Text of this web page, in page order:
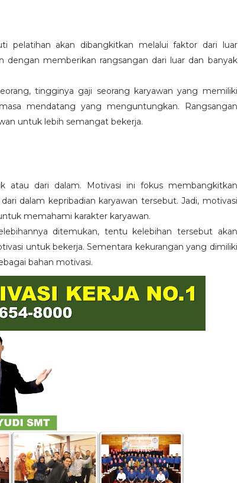
pelatihan akan dibangkitkan melalui faktor dari luar
dengan memberikan rangsangan dari luar dan banyak
tingginya gaji seorang karyawan yang memiliki
mendatang yang menguntungkan. Rangsangan
untuk lebih semangat bekerja.
atau dari dalam. Motivasi ini fokus membangkitkan
dalam kepribadian karyawan tersebut. Jadi, motivasi
memahami karakter karyawan.
ditemukan, tentu kelebihan tersebut akan
untuk bekerja. Sementara kekurangan yang dimiliki
bahan motivasi.